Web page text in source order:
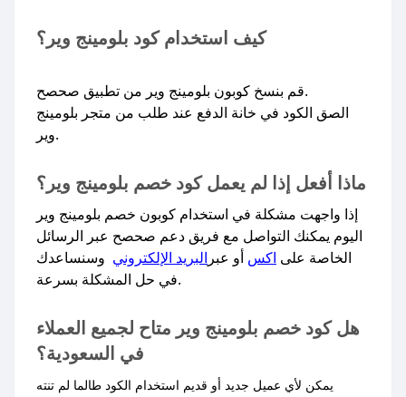
كيف استخدام كود بلومينج وير؟
قم بنسخ كوبون بلومينج وير من تطبيق صحصح.
الصق الكود في خانة الدفع عند طلب من متجر بلومينج
وير.
ماذا أفعل إذا لم يعمل كود خصم بلومينج وير؟
إذا واجهت مشكلة في استخدام كوبون خصم بلومينج وير
اليوم يمكنك التواصل مع فريق دعم صحصح عبر الرسائل
الخاصة على اكس أو عبر البريد الإلكتروني وسنساعدك
في حل المشكلة بسرعة.​
هل كود خصم بلومينج وير متاح لجميع العملاء
في السعودية؟
يمكن لأي عميل جديد أو قديم استخدام الكود طالما لم تنته